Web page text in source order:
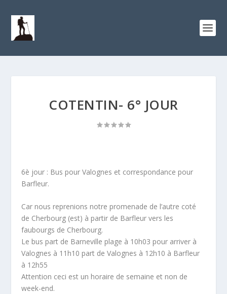
COTENTIN- 6° JOUR
6è jour : Bus pour Valognes et correspondance pour
Barfleur.
Car nous reprenions notre promenade de l’autre coté
de Cherbourg (est) à partir de Barfleur vers les
faubourgs de Cherbourg.
Le bus part de Barneville plage à 10h03 pour arriver à
Valognes à 11h10 part de Valognes à 12h10 à Barfleur
à 12h55
Attention ceci est un horaire de semaine et non de
week-end.